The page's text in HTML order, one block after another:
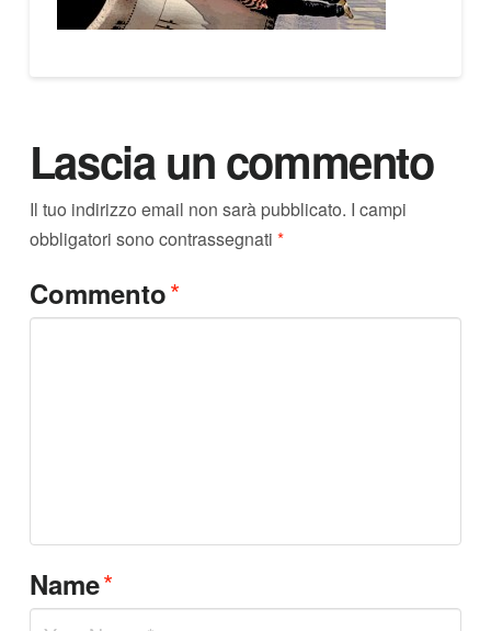
Lascia un commento
Il tuo indirizzo email non sarà pubblicato. I campi
obbligatori sono contrassegnati *
Commento*
Name*